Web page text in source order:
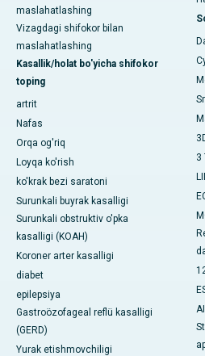
maslahatlashing
Vizagdagi shifokor bilan
maslahatlashing
Kasallik/holat bo'yicha shifokor
toping
artrit
Nafas
Orqa og'riq
Loyqa ko'rish
ko'krak bezi saratoni
Surunkali buyrak kasalligi
Surunkali obstruktiv o'pka
kasalligi (KOAH)
Koroner arter kasalligi
diabet
epilepsiya
Gastroözofageal reflü kasalligi
(GERD)
Yurak etishmovchiligi
3